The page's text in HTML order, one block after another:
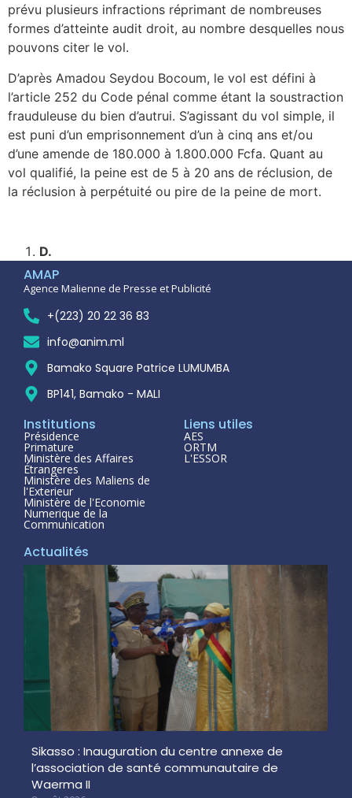
prévu plusieurs infractions réprimant de nombreuses
formes d’atteinte audit droit, au nombre desquelles nous
pouvons citer le vol.
D’après Amadou Seydou Bocoum, le vol est défini à
l’article 252 du Code pénal comme étant la soustraction
frauduleuse du bien d’autrui. S’agissant du vol simple, il
est puni d’un emprisonnement d’un à cinq ans et/ou
d’une amende de 180.000 à 1.800.000 Fcfa. Quant au
vol qualifié, la peine est de 5 à 20 ans de réclusion, de
la réclusion à perpétuité ou pire de la peine de mort.
D.
AMAP
Agence Malienne de Presse et Publicité
+(223) 20 22 36 83
info@anim.ml
Bamako Square Patrice LUMUMBA
BP141, Bamako - MALI
Institutions
Présidence
Primature
Ministère des Affaires
Étrangeres
Ministère des Maliens de
l'Exterieur
Ministère de l'Economie
Numerique de la
Communication
Liens utiles
AES
ORTM
L'ESSOR
Actualités
Sikasso : Inauguration du centre annexe de
l’association de santé communautaire de
Waerma II